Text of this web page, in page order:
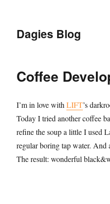
Dagies Blog
Coffee
I’m in love withLIFT’s
Today I tried another coffee
refine the soup a little I used
regular boring tap water. And
The result: wonderful